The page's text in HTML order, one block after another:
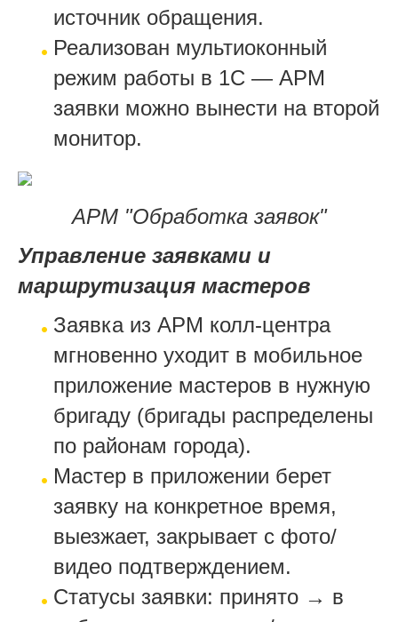
источник обращения.
Реализован мультиоконный
режим работы в 1С — АРМ
заявки можно вынести на второй
монитор.
АРМ "Обработка заявок"
Управление заявками и
маршрутизация мастеров
Заявка из АРМ колл-центра
мгновенно уходит в мобильное
приложение мастеров в нужную
бригаду (бригады распределены
по районам города).
Мастер в приложении берет
заявку на конкретное время,
выезжает, закрывает с фото/
видео подтверждением.
Статусы заявки: принято → в